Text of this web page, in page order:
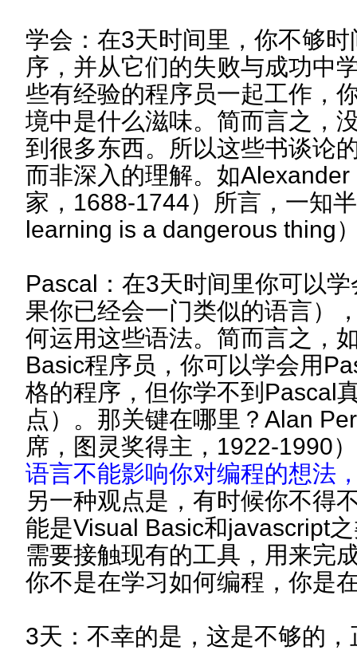
学会：在3天时间里，你不够
序，并从它们的失败与成功中
些有经验的程序员一起工作，
境中是什么滋味。简而言之，
到很多东西。所以这些书谈论
而非深入的理解。如
家，1688-1744）所言，一知
learning is a dangerous thing
Pascal：在3天时间里你可以
果你已经会一门类似的语言）
何运用这些语法。简而言之，
Basic程序员，你可以学会用
格的程序，但你学不到Pascal
点）。那关键在哪里？Alan
席，图灵奖得主，1922-1990
语言不能影响你对编程的想法
另一种观点是，有时候你不得
能是Visual Basic和javascript
需要接触现有的工具，用来完
你不是在学习如何编程，你是
3天：不幸的是，这是不够的